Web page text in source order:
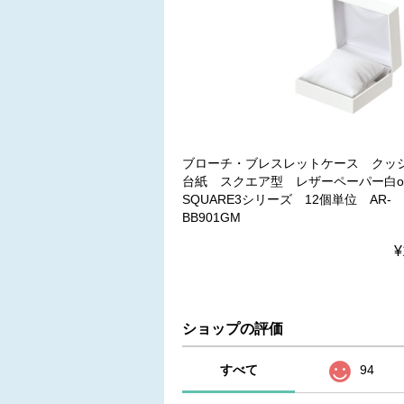
ブローチ・ブレスレットケース クッ
台紙 スクエア型 レザーペーパー
SQUARE3シリーズ 12個単位 AR-
BB901GM
ショップの評価
すべて 94